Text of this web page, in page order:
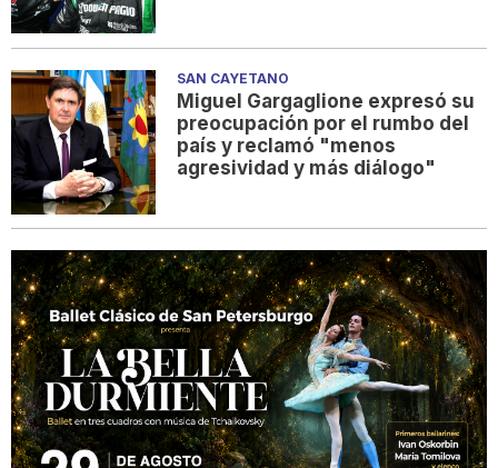
SAN CAYETANO
Miguel Gargaglione expresó su
preocupación por el rumbo del
país y reclamó "menos
agresividad y más diálogo"